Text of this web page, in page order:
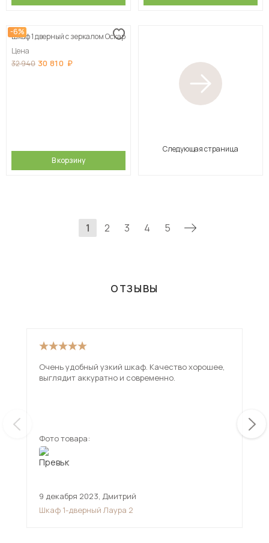
-6%
Шкаф 1 дверный с зеркалом Оскар
Цена
32 940 30 810
В корзину
Следующая страница
1 2 3 4 5
ОТЗЫВЫ
Очень удобный узкий шкаф. Качество хорошее,
выглядит аккуратно и современно.
Фото товара:
9 декабря 2023, Дмитрий
Шкаф 1-дверный Лаура 2